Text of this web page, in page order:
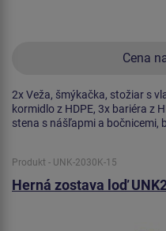
Cena
2x Veža, šmýkačka, stožiar s
kormidlo z HDPE, 3x bariéra z
stena s nášľapmi a bočnicemi,
Produkt - UNK-2030K-15
Herná zostava loď